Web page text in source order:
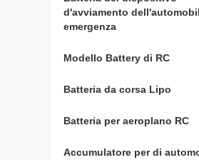
d'avviamento
emergenza
Modello Battery di RC
Batteria da corsa Lipo
Batteria per aeroplano RC
Accumulatore per di